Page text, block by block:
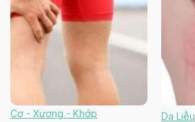
Cơ - Xương - Khớp Da Liễu